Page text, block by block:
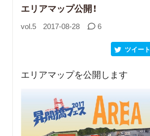
エリアマップ公開！
vol.5 2017-08-28 6
ツイート
エリアマップを公開します